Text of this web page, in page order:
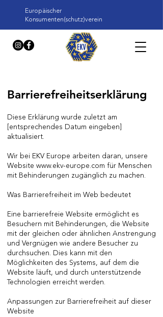
Europäischer
Konsumenten(schutz)verein
Barrierefreiheitserklärung
Diese Erklärung wurde zuletzt am
[entsprechendes Datum eingeben]
aktualisiert.
Wir bei EKV Europe arbeiten daran, unsere
Website www.ekv-europe.com für Menschen
mit Behinderungen zugänglich zu machen.
Was Barrierefreiheit im Web bedeutet
Eine barrierefreie Website ermöglicht es
Besuchern mit Behinderungen, die Website
mit der gleichen oder ähnlichen Anstrengung
und Vergnügen wie andere Besucher zu
durchsuchen. Dies kann mit den
Möglichkeiten des Systems, auf dem die
Website läuft, und durch unterstützende
Technologien erreicht werden.
Anpassungen zur Barrierefreiheit auf dieser
Website